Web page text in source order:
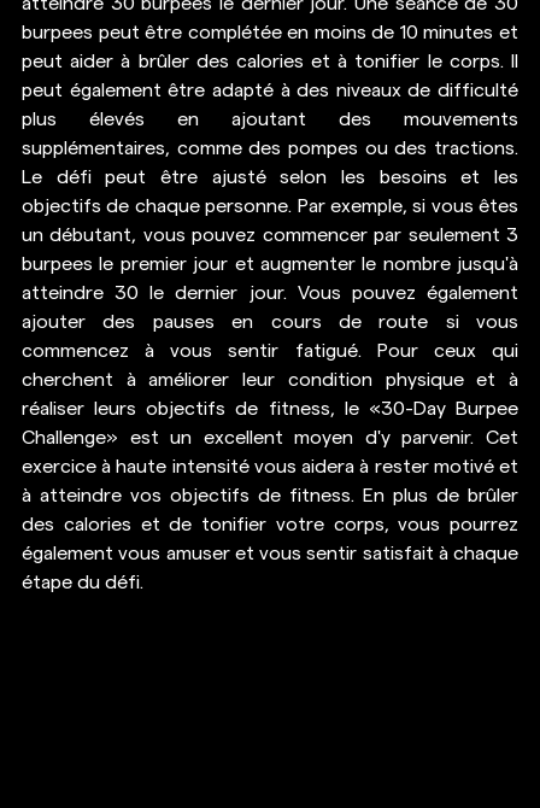
atteindre 30 burpees le dernier jour. Une séance de 30
burpees peut être complétée en moins de 10 minutes et
peut aider à brûler des calories et à tonifier le corps. Il
peut également être adapté à des niveaux de difficulté
plus élevés en ajoutant des mouvements
supplémentaires, comme des pompes ou des tractions.
Le défi peut être ajusté selon les besoins et les
objectifs de chaque personne. Par exemple, si vous êtes
un débutant, vous pouvez commencer par seulement 3
burpees le premier jour et augmenter le nombre jusqu'à
atteindre 30 le dernier jour. Vous pouvez également
ajouter des pauses en cours de route si vous
commencez à vous sentir fatigué. Pour ceux qui
cherchent à améliorer leur condition physique et à
réaliser leurs objectifs de fitness, le «30-Day Burpee
Challenge» est un excellent moyen d'y parvenir. Cet
exercice à haute intensité vous aidera à rester motivé et
à atteindre vos objectifs de fitness. En plus de brûler
des calories et de tonifier votre corps, vous pourrez
également vous amuser et vous sentir satisfait à chaque
étape du défi.